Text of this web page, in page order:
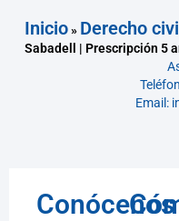
Inicio» Derecho
Sabadell | Prescripción 5
Email:
Conócenos